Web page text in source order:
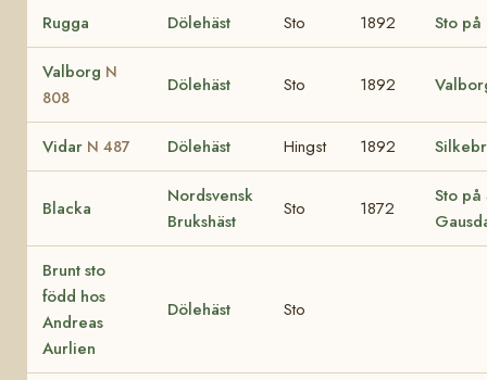
Rugga Dölehäst Sto 1892 Sto
Valborg N
808
Dölehäst Sto 1892
Vidar N 487 Dölehäst Hingst 1892
Blacka
Nordsvensk
Brukshäst
Sto 1872
Sto på
Brunt sto
född hos
Andreas
Aurlien
Dölehäst Sto